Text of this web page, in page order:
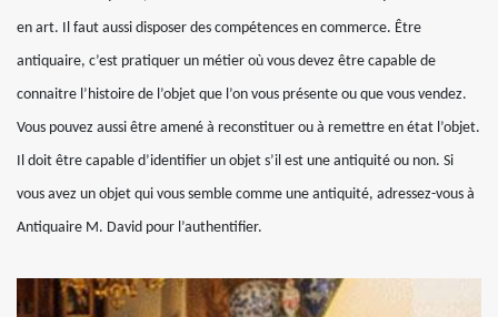
en art. Il faut aussi disposer des compétences en commerce. Être
antiquaire, c’est pratiquer un métier où vous devez être capable de
connaitre l’histoire de l’objet que l’on vous présente ou que vous vendez.
Vous pouvez aussi être amené à reconstituer ou à remettre en état l’objet.
Il doit être capable d’identifier un objet s’il est une antiquité ou non. Si
vous avez un objet qui vous semble comme une antiquité, adressez-vous à
Antiquaire M. David pour l’authentifier.